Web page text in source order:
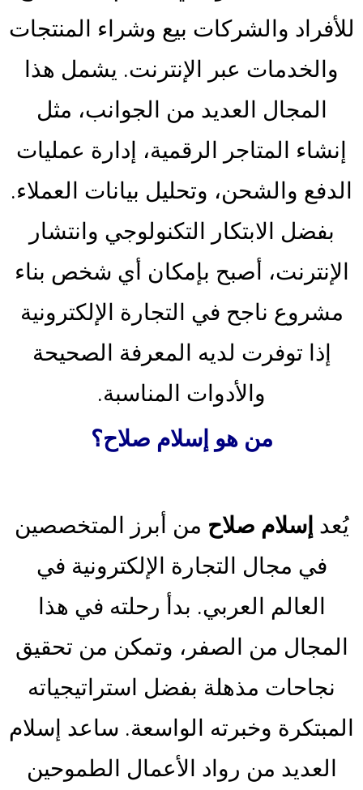
للأفراد والشركات بيع وشراء المنتجات
والخدمات عبر الإنترنت. يشمل هذا
المجال العديد من الجوانب، مثل
إنشاء المتاجر الرقمية، إدارة عمليات
الدفع والشحن، وتحليل بيانات العملاء.
بفضل الابتكار التكنولوجي وانتشار
الإنترنت، أصبح بإمكان أي شخص بناء
مشروع ناجح في التجارة الإلكترونية
إذا توفرت لديه المعرفة الصحيحة
والأدوات المناسبة.
من هو إسلام صلاح؟
يُعد إسلام صلاح من أبرز المتخصصين
في مجال التجارة الإلكترونية في
العالم العربي. بدأ رحلته في هذا
المجال من الصفر، وتمكن من تحقيق
نجاحات مذهلة بفضل استراتيجياته
المبتكرة وخبرته الواسعة. ساعد إسلام
العديد من رواد الأعمال الطموحين